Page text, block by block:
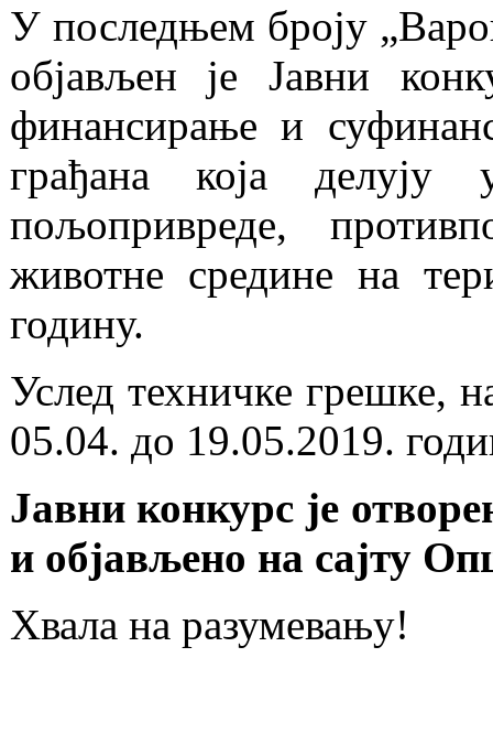
У последњем броју
објављен је Јавни
финансирање и
грађана која делују
пољопривреде,
животне средине на
годину.
Услед техничке грешке,
05.04. до 19.05.2019.
Јавни конкурс је
и објављено на сајту
Хвала на разумевању!